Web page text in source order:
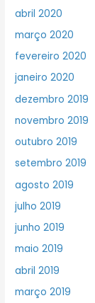
abril 2020
março 2020
fevereiro 2020
janeiro 2020
dezembro 2019
novembro 2019
outubro 2019
setembro 2019
agosto 2019
julho 2019
junho 2019
maio 2019
abril 2019
março 2019